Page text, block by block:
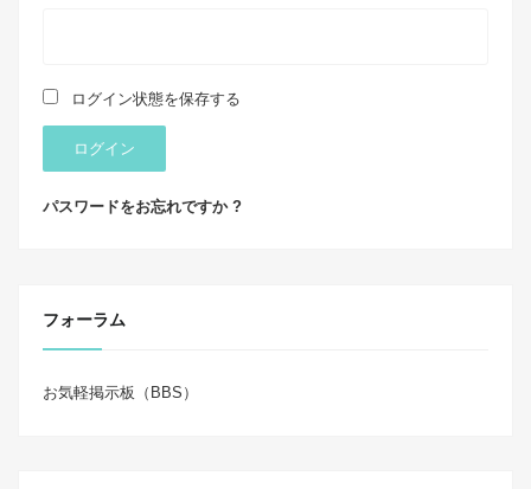
ログイン状態を保存する
ログイン
パスワードをお忘れですか ?
フォーラム
お気軽掲示板（BBS）